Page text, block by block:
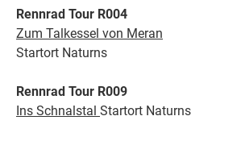
Rennrad Tour R004
Zum Talkessel von Meran
Startort Naturns
Rennrad Tour R009
Ins Schnalstal Startort Naturns